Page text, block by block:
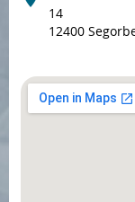
14
12400